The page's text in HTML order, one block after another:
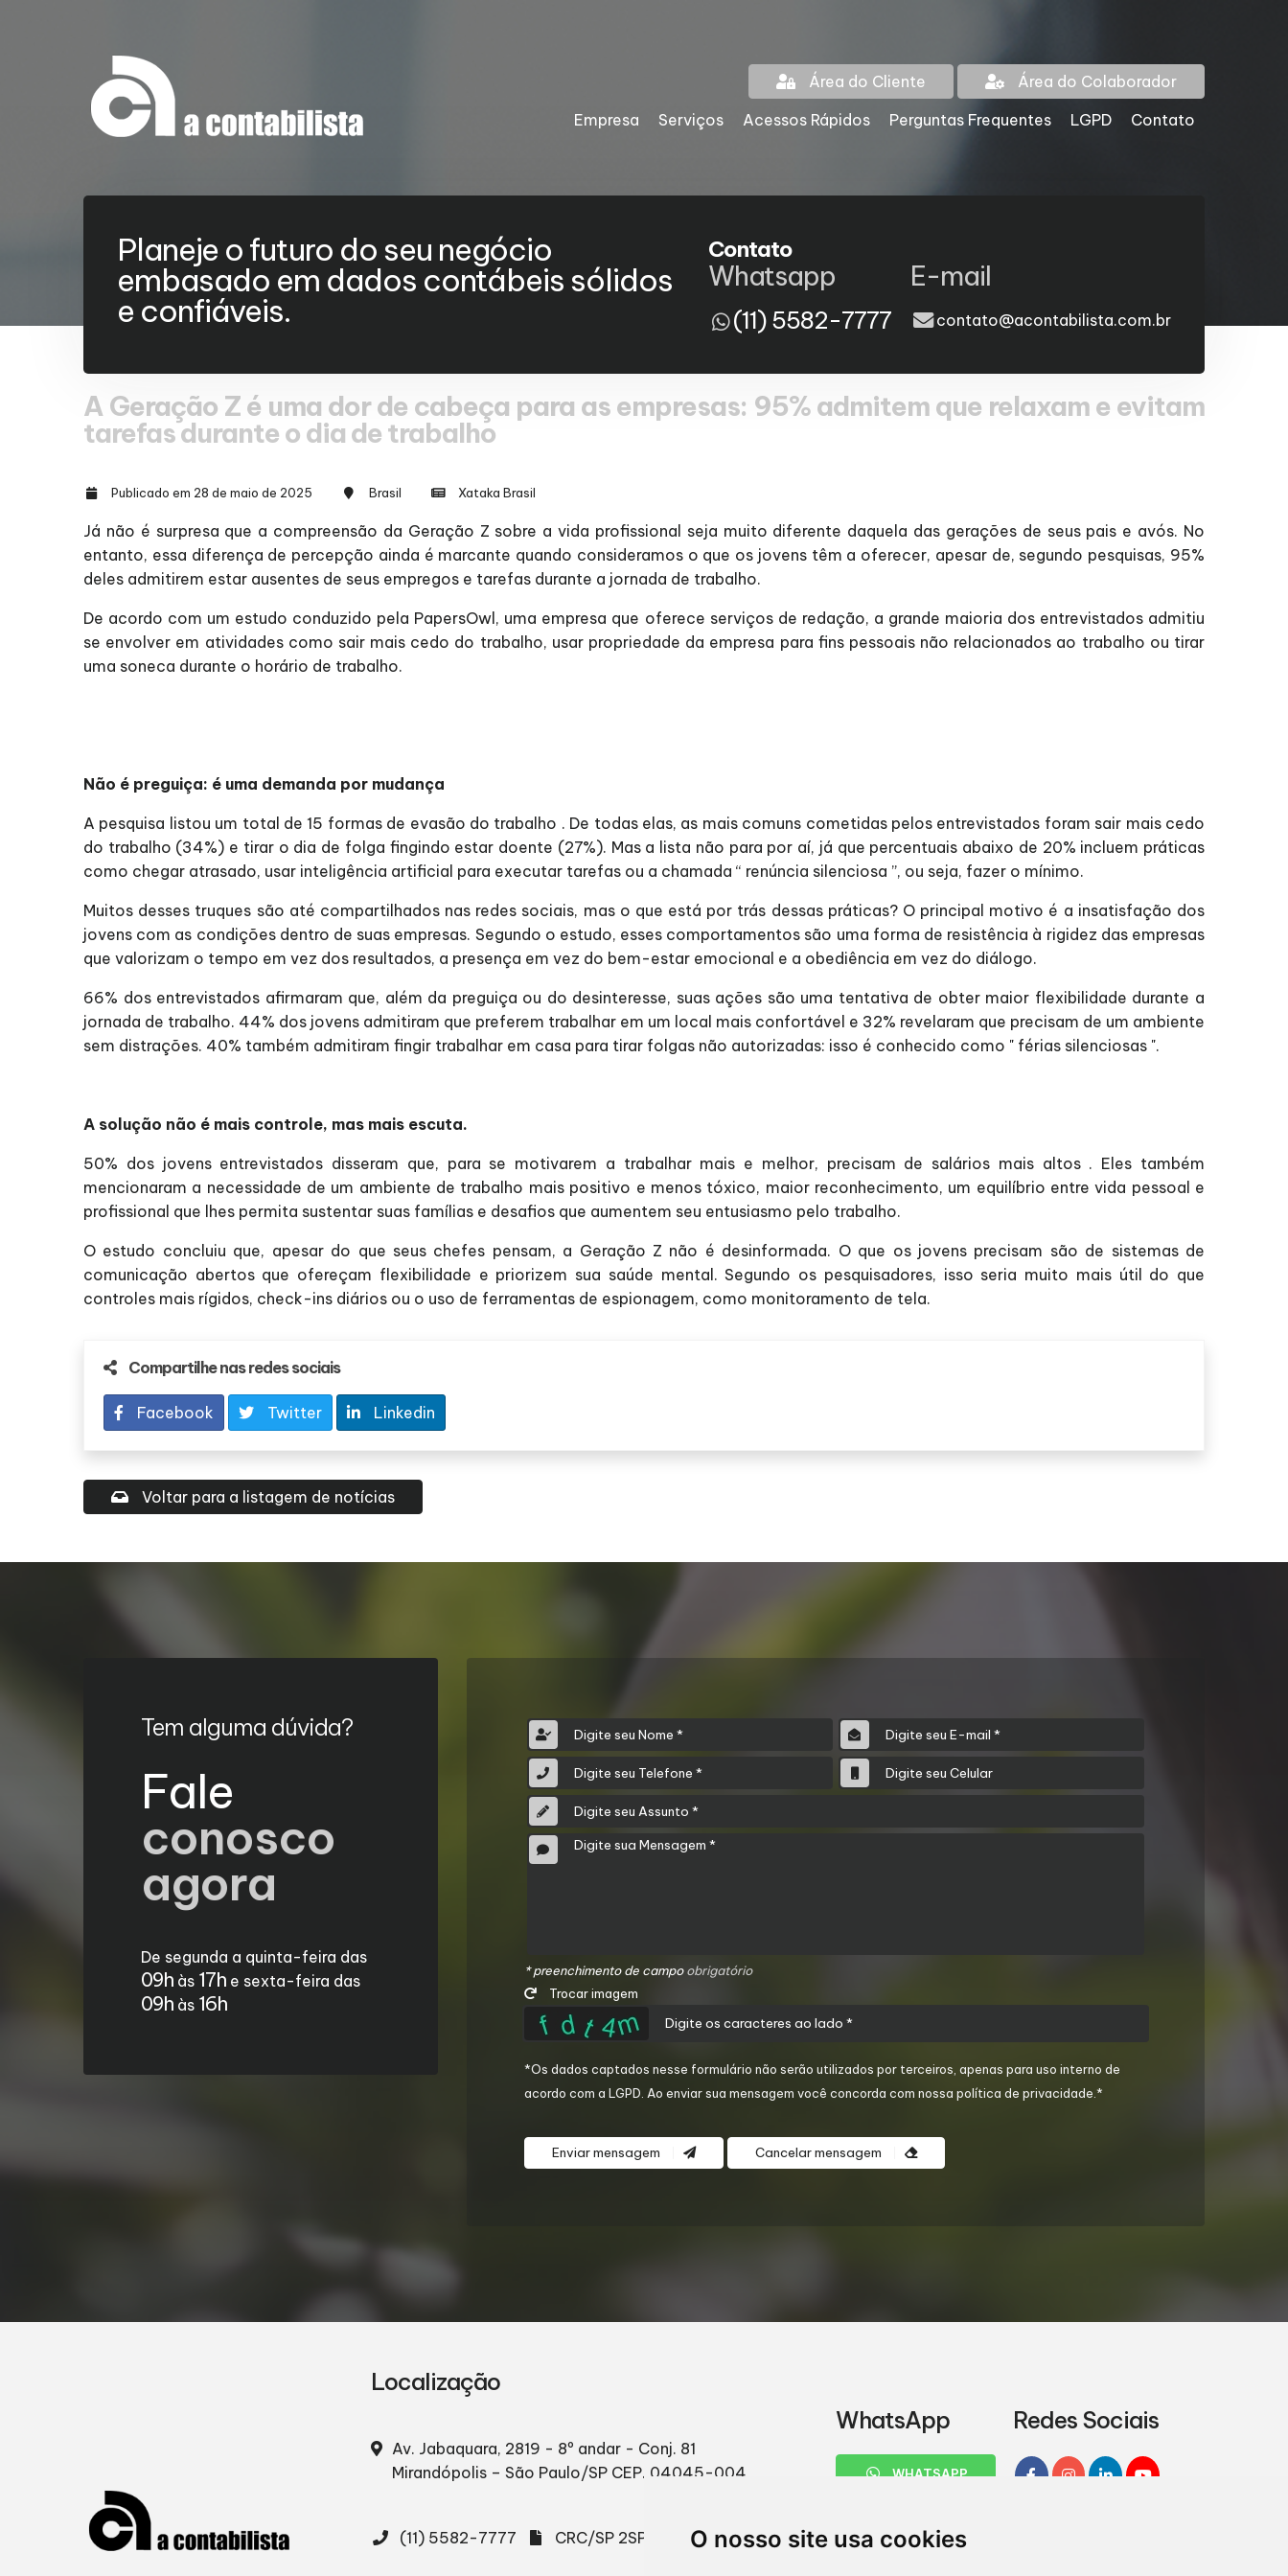
O nosso site usa cookies
Área do Cliente
Área do Colaborador
Empresa
Serviços Acessos Rápidos Perguntas Frequentes LGPD Contato
Planeje o futuro do seu negócio
embasado em dados contábeis sólidos
e confiáveis.
Contato
Whatsapp
(11) 5582-7777
E-mail
contato@acontabilista.com.br
A Geração Z é uma dor de cabeça para as empresas: 95% admitem que relaxam e evitam
tarefas durante o dia de trabalho
Publicado em 28 de maio de 2025 Brasil Xataka Brasil
Já não é surpresa que a compreensão da Geração Z sobre a vida profissional seja muito diferente daquela das gerações de seus pais e avós. No
entanto, essa diferença de percepção ainda é marcante quando consideramos o que os jovens têm a oferecer, apesar de, segundo pesquisas, 95%
deles admitirem estar ausentes de seus empregos e tarefas durante a jornada de trabalho.
De acordo com um estudo conduzido pela PapersOwl, uma empresa que oferece serviços de redação, a grande maioria dos entrevistados admitiu
se envolver em atividades como sair mais cedo do trabalho, usar propriedade da empresa para fins pessoais não relacionados ao trabalho ou tirar
uma soneca durante o horário de trabalho.
Não é preguiça: é uma demanda por mudança
A pesquisa listou um total de 15 formas de evasão do trabalho . De todas elas, as mais comuns cometidas pelos entrevistados foram sair mais cedo
do trabalho (34%) e tirar o dia de folga fingindo estar doente (27%). Mas a lista não para por aí, já que percentuais abaixo de 20% incluem práticas
como chegar atrasado, usar inteligência artificial para executar tarefas ou a chamada “ renúncia silenciosa ”, ou seja, fazer o mínimo.
Muitos desses truques são até compartilhados nas redes sociais, mas o que está por trás dessas práticas? O principal motivo é a insatisfação dos
jovens com as condições dentro de suas empresas. Segundo o estudo, esses comportamentos são uma forma de resistência à rigidez das empresas
que valorizam o tempo em vez dos resultados, a presença em vez do bem-estar emocional e a obediência em vez do diálogo.
66% dos entrevistados afirmaram que, além da preguiça ou do desinteresse, suas ações são uma tentativa de obter maior flexibilidade durante a
jornada de trabalho. 44% dos jovens admitiram que preferem trabalhar em um local mais confortável e 32% revelaram que precisam de um ambiente
sem distrações. 40% também admitiram fingir trabalhar em casa para tirar folgas não autorizadas: isso é conhecido como " férias silenciosas ".
A solução não é mais controle, mas mais escuta.
50% dos jovens entrevistados disseram que, para se motivarem a trabalhar mais e melhor, precisam de salários mais altos . Eles também
mencionaram a necessidade de um ambiente de trabalho mais positivo e menos tóxico, maior reconhecimento, um equilíbrio entre vida pessoal e
profissional que lhes permita sustentar suas famílias e desafios que aumentem seu entusiasmo pelo trabalho.
O estudo concluiu que, apesar do que seus chefes pensam, a Geração Z não é desinformada. O que os jovens precisam são de sistemas de
comunicação abertos que ofereçam flexibilidade e priorizem sua saúde mental. Segundo os pesquisadores, isso seria muito mais útil do que
controles mais rígidos, check-ins diários ou o uso de ferramentas de espionagem, como monitoramento de tela.
Compartilhe nas redes sociais
Facebook Twitter Linkedin
Voltar para a listagem de notícias
Tem alguma dúvida?
Fale
conosco
agora
De segunda a quinta-feira das
09h às 17h e sexta-feira das
09h às 16h
* preenchimento de campoobrigatório
Trocar imagem
*Os dados captados nesse formulário não serão utilizados por terceiros, apenas para uso interno de
acordo com a LGPD . Ao enviar sua mensagem você concorda com nossa política de privacidade.*
Enviar mensagem Cancelar mensagem
Localização
Av. Jabaquara, 2819 - 8º andar - Conj. 81
Mirandópolis – São Paulo/SP CEP. 04045-004
(11) 5582-7777 CRC/SP 2SP003665/O-2
WhatsApp
WHATSAPP
Redes Sociais